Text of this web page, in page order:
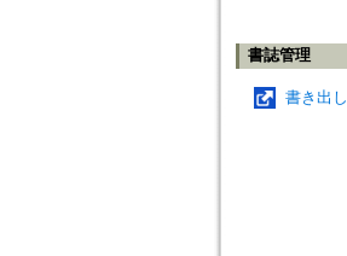
書誌管理
書き出し